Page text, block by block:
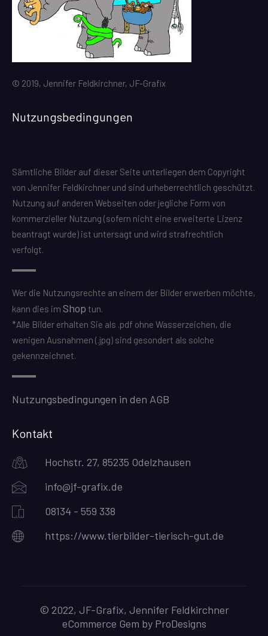
© 2019, Jennifer Feldkirchner, JF-Grafix
Nutzungsbedingungen
Sämtliche Bilder auf dieser Seite unterliegen dem Copyright
von Jennifer Feldkirchner und sind urheberrechtlich geschützt.
Nutzung auf anderen Webseiten oder jegliche Form von
kommerzieller Nutzung (sofern nicht eine erweiterte Lizenz
beantragt wurde) ist untersagt und wird strafrechtlich
verfolgt.
Wer die Nutzungsrechte an einem der Bilder erwerben möchte,
kann dies im Shop tun.
*Alle Bilder erhalten Sie als .pdf ohne Wasserzeichen, die
wenigen Ausnahmen (.jpg) sind gesondert als solche
gekennzeichnet.
Nutzungsbedingungen in den AGB
Kontakt
Hochstr. 27, 85235 Odelzhausen
info@jf-grafix.de
08134 - 559 338
https://www.tierbilder-tierisch-gut.de
© 2022, JF-Grafix, Jennifer Feldkirchner
eCommerce Gem by ProDesigns